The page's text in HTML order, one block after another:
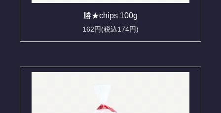
勝★chips 100g
162円(税込174円)